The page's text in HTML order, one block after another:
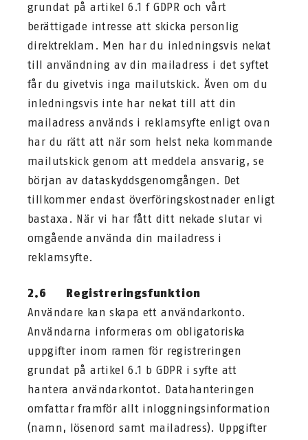
grundat på artikel 6.1 f GDPR och vårt
berättigade intresse att skicka personlig
direktreklam. Men har du inledningsvis nekat
till användning av din mailadress i det syftet
får du givetvis inga mailutskick. Även om du
inledningsvis inte har nekat till att din
mailadress används i reklamsyfte enligt ovan
har du rätt att när som helst neka kommande
mailutskick genom att meddela ansvarig, se
början av dataskyddsgenomgången. Det
tillkommer endast överföringskostnader enligt
bastaxa. När vi har fått ditt nekade slutar vi
omgående använda din mailadress i
reklamsyfte.
2.6 Registreringsfunktion
Användare kan skapa ett användarkonto.
Användarna informeras om obligatoriska
uppgifter inom ramen för registreringen
grundat på artikel 6.1 b GDPR i syfte att
hantera användarkontot. Datahanteringen
omfattar framför allt inloggningsinformation
(namn, lösenord samt mailadress). Uppgifter